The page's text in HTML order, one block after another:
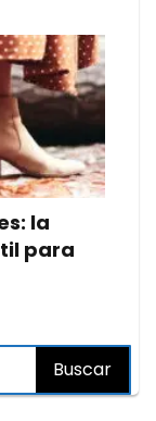
la
para